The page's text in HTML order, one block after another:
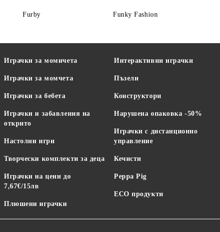
Furby Funky Fashion
Играчки за момичета
Играчки за момчета
Играчки за бебета
Играчки и забавления на
открито
Настолни игри
Творчески комплекти за деца
Играчки на цени до
7,67€/15лв
Плюшени играчки
Интерактивни играчки
Пъзели
Конструктори
Нарушена опаковка -50%
Играчки с дистанционно
управление
Кечисти
Peppa Pig
ECO продукти